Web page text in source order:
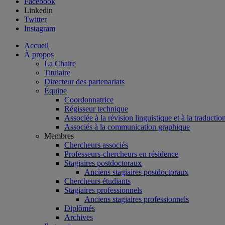
Linkedin
Twitter
Instagram
Accueil
À propos
La Chaire
Titulaire
Directeur des partenariats
Équipe
Coordonnatrice
Régisseur technique
Associée à la révision linguistique et à la
Associés à la communication graphique
Membres
Chercheurs associés
Professeurs-chercheurs en résidence
Stagiaires postdoctoraux
Anciens stagiaires postdoctoraux
Chercheurs étudiants
Stagiaires professionnels
Anciens stagiaires professionnels
Diplômés
Archives